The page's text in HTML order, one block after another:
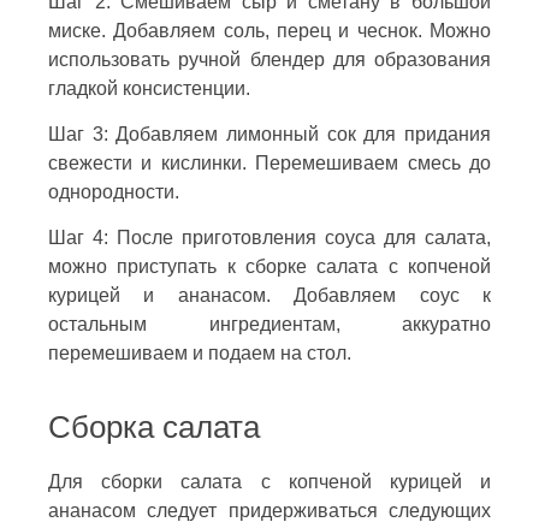
миске. Добавляем соль, перец и чеснок. Можно
использовать ручной блендер для образования
гладкой консистенции.
Шаг 3: Добавляем лимонный сок для придания
свежести и кислинки. Перемешиваем смесь до
однородности.
Шаг 4: После приготовления соуса для салата,
можно приступать к сборке салата с копченой
курицей и ананасом. Добавляем соус к
остальным ингредиентам, аккуратно
перемешиваем и подаем на стол.
Сборка салата
Для сборки салата с копченой курицей и
ананасом следует придерживаться следующих